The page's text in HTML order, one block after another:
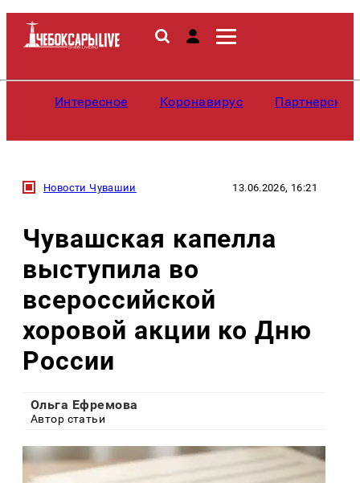
Интересное Коронавирус
Новости Чувашии 13.06.2026, 16:21
Чувашская капелла
выступила во
всероссийской
хоровой акции ко Дню
России
Ольга Ефремова
Автор статьи